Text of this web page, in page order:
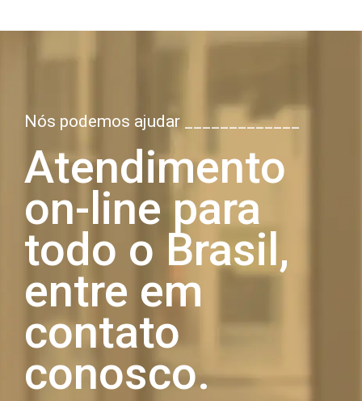
Nós podemos ajudar _____________
Atendimento
on-line para
todo o Brasil,
entre em
contato
conosco.